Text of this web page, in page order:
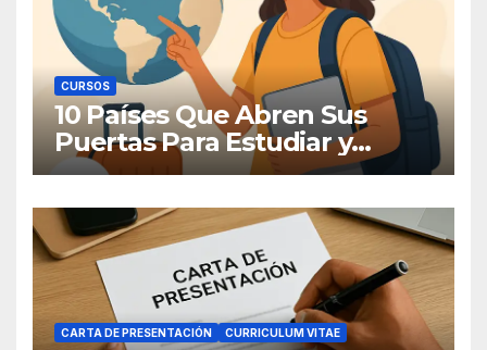
CURSOS
10 Países Que Abren Sus
Puertas Para Estudiar y
Trabajar
CARTA DE PRESENTACIÓN CURRICULUM VITAE